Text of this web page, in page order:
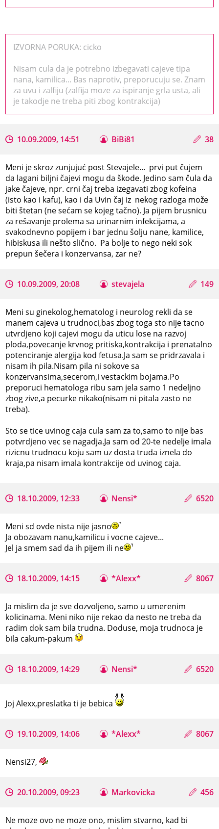
IZVORNA PORUKA: cicko
Nisam cula da je potrebno izbegavati cajeve tipa
nana, kamilica... Bas naprotiv, preporucuju se. Znam
za uvu i zalfiju (zalfija moze za ispiranje grla usta, ali
je takodje ne treba piti zbog kontrakcija)
10.09.2009, 14:51 BiBi81 38
Meni je skroz zunjujuć post Stevajele... prvi put čujem
da lagani biljni čajevi mogu da škode. Jedino sam čula da
jake čajeve, npr. crni čaj treba izegavati zbog kofeina
(isto kao i kafu), kao i da Uvin čaj iz nekog razloga može
biti štetan (ne sećam se kojeg tačno). Ja pijem brusnicu
za rešavanje prolema sa urinarnim infekcijama, a
svakodnevno popijem i bar jednu šolju nane, kamilice,
hibiskusa ili nešto slično. Pa bolje to nego neki sok
prepun šečera i konzervansa, zar ne?
10.09.2009, 20:08 stevajela 149
Meni su ginekolog,hematolog i neurolog rekli da se
manem cajeva u trudnoci,bas zbog toga sto nije tacno
utvrdjeno koji cajevi mogu da uticu lose na razvoj
ploda,povecanje krvnog pritiska,kontrakcija i prenatalno
potenciranje alergija kod fetusa.Ja sam se pridrzavala i
nisam ih pila.Nisam pila ni sokove sa
konzervansima,secerom,i vestackim bojama.Po
preporuci hematologa ribu sam jela samo 1 nedeljno
zbog zive,a pecurke nikako(nisam ni pitala zasto ne
treba).
Sto se tice uvinog caja cula sam za to,samo to nije bas
potvrdjeno vec se nagadja.Ja sam od 20-te nedelje imala
rizicnu trudnocu koju sam uz dosta truda iznela do
kraja,pa nisam imala kontrakcije od uvinog caja.
18.10.2009, 12:33 Nensi* 6520
Meni sd ovde nista nije jasno
Ja obozavam nanu,kamilicu i vocne cajeve...
Jel ja smem sad da ih pijem ili ne
18.10.2009, 14:15 *Alexx* 8067
Ja mislim da je sve dozvoljeno, samo u umerenim
kolicinama. Meni niko nije rekao da nesto ne treba da
radim dok sam bila trudna. Doduse, moja trudnoca je
bila cakum-pakum
18.10.2009, 14:29 Nensi* 6520
Joj Alexx,preslatka ti je bebica
19.10.2009, 14:06 *Alexx* 8067
Nensi27,
20.10.2009, 09:23 Markovicka 456
Ne moze ovo ne moze ono, mislim stvarno, kad bi